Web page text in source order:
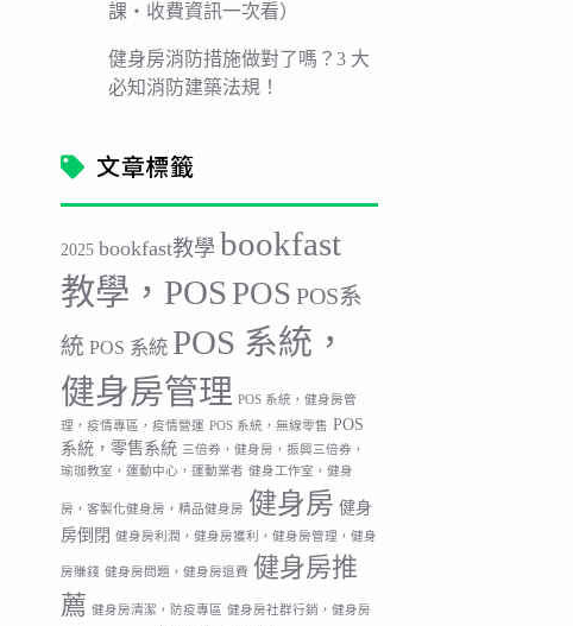
課・收費資訊一次看）
健身房消防措施做對了嗎？3 大
必知消防建築法規！
文章標籤
2025 bookfast教學 bookfast
教學，POS POS POS系
統 POS 系統 POS 系統，
健身房管理 POS 系統，健身房管
理，疫情專區，疫情營運 POS 系統，無線零售 POS
系統，零售系統 三倍券，健身房，振興三倍券，
瑜珈教室，運動中心，運動業者 健身工作室，健身
房，客製化健身房，精品健身房 健身房 健身
房倒閉 健身房利潤，健身房獲利，健身房管理，健身
房賺錢 健身房問題，健身房退費 健身房推
薦 健身房清潔，防疫專區 健身房社群行銷，健身房